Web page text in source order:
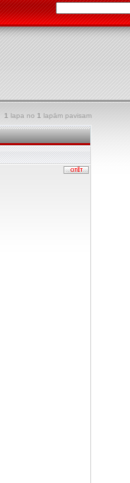
1 lapa no 1 lapām pavisam